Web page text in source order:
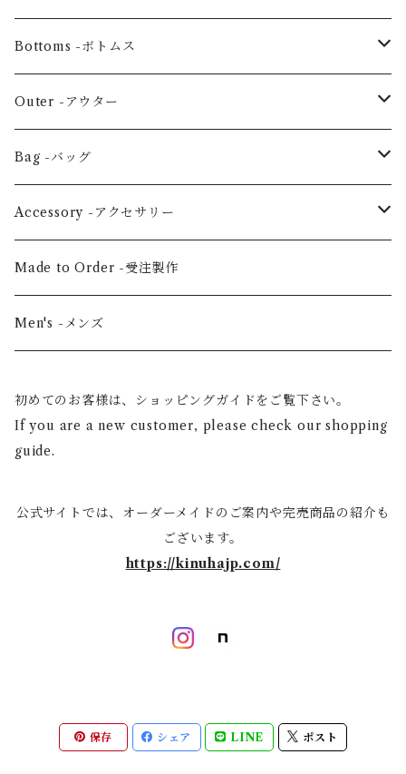
Ensemble -セットアップ
Blouse -ブラウス
Tunic -チュニック
Others -その他
Bottoms -ボトムス
Skirt -スカート
Pants -パンツ
Outer -アウター
Coat -コート
Jacket -ジャケット
Bag -バッグ
Large horizontal -横・大
Vertical medium -縦・中
Shoulder -ショルダー
Accessory -アクセサリー
Hair scrunchie -シュシュ
Mask -マスク
Others -その他
Made to Order -受注製作
Men's -メンズ
初めてのお客様は、ショッピングガイドをご覧下さい。
If you are a new customer, please check our shopping
guide.
公式サイトでは、オーダーメイドのご案内や完売商品の紹介も
ございます。
https://kinuhajp.com/
保存 シェア LINE ポスト